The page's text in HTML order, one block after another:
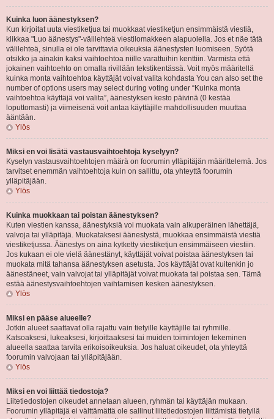
Kuinka luon äänestyksen?
Kun kirjoitat uuta viestiketjua tai muokkaat viestiketjun ensimmäistä viestiä,
klikkaa "Luo äänestys"-välilehteä viestilomakkeen alapuolella. Jos et näe tätä
välilehteä, sinulla ei ole tarvittavia oikeuksia äänestysten luomiseen. Syötä
otsikko ja ainakin kaksi vaihtoehtoa niille varattuihin kenttiin. Varmista että
jokainen vaihtoehto on omalla rivillään tekstikentässä. Voit myös määritellä
kuinka monta vaihtoehtoa käyttäjät voivat valita kohdasta You can also set the
number of options users may select during voting under “Kuinka monta
vaihtoehtoa käyttäjä voi valita”, äänestyksen kesto päivinä (0 kestää
loputtomasti) ja viimeisenä voit antaa käyttäjille mahdollisuuden muuttaa
ääntään.
Ylös
Miksi en voi lisätä vastausvaihtoehtoja kyselyyn?
Kyselyn vastausvaihtoehtojen määrä on foorumin ylläpitäjän määrittelemä. Jos
tarvitset enemmän vaihtoehtoja kuin on sallittu, ota yhteyttä foorumin
ylläpitäjään.
Ylös
Kuinka muokkaan tai poistan äänestyksen?
Kuten viestien kanssa, äänestyksiä voi muokata vain alkuperäinen lähettäjä,
valvoja tai ylläpitäjä. Muokataksesi äänestystä, muokkaa ensimmäistä viestiä
viestiketjussa. Äänestys on aina kytketty viestiketjun ensimmäiseen viestiin.
Jos kukaan ei ole vielä äänestänyt, käyttäjät voivat poistaa äänestyksen tai
muokata mitä tahansa äänestyksen asetusta. Jos käyttäjät ovat kuitenkin jo
äänestäneet, vain valvojat tai ylläpitäjät voivat muokata tai poistaa sen. Tämä
estää äänestysvaihtoehtojen vaihtamisen kesken äänestyksen.
Ylös
Miksi en pääse alueelle?
Jotkin alueet saattavat olla rajattu vain tietyille käyttäjille tai ryhmille.
Katsoaksesi, lukeaksesi, kirjoittaaksesi tai muiden toimintojen tekeminen
alueella saattaa tarvita erikoisoikeuksia. Jos haluat oikeudet, ota yhteyttä
foorumin valvojaan tai ylläpitäjään.
Ylös
Miksi en voi liittää tiedostoja?
Liitetiedostojen oikeudet annetaan alueen, ryhmän tai käyttäjän mukaan.
Foorumin ylläpitäjä ei välttämättä ole sallinut liitetiedostojen liittämistä tietyllä